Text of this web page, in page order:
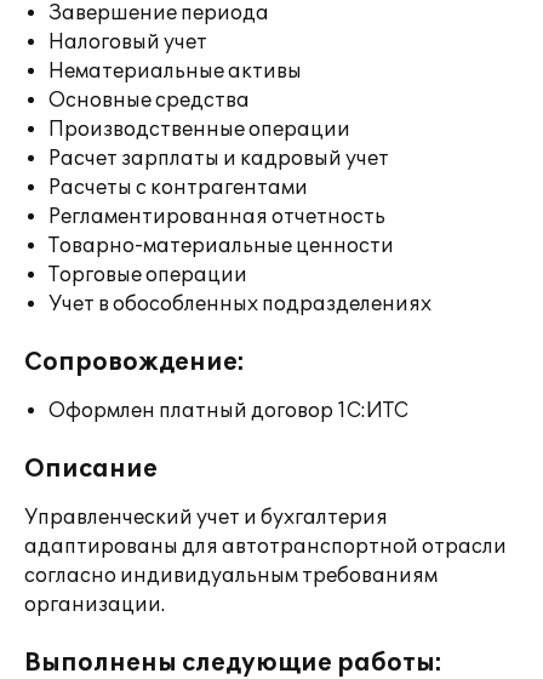
Завершение периода
Налоговый учет
Нематериальные активы
Основные средства
Производственные операции
Расчет зарплаты и кадровый учет
Расчеты с контрагентами
Регламентированная отчетность
Товарно-материальные ценности
Торговые операции
Учет в обособленных подразделениях
Сопровождение:
Оформлен платный договор 1С:ИТС
Описание
Управленческий учет и бухгалтерия
адаптированы для автотранспортной отрасли
согласно индивидуальным требованиям
организации.
Выполнены следующие работы: